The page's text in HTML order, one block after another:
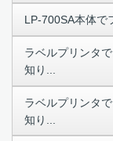
LP-700SA本体で
ラベルプリンタ
知り...
ラベルプリンタ
知り...